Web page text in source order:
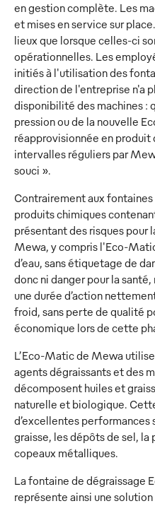
en gestion complète. Les
et mises en service sur
lieux que lorsque celles-ci
opérationnelles. Les
initiés à l'utilisation des
direction de l'entreprise n'a
disponibilité des machines :
pression ou de la nouvelle
réapprovisionnée en
intervalles réguliers par
souci ».
Contrairement aux
produits chimiques
présentant des risques pour
Mewa, y compris l'Eco-
d’eau, sans étiquetage de
donc ni danger pour la
une durée d’action
froid, sans perte de qualité
économique lors de cette
L’Eco-Matic de Mewa
agents dégraissants et des
décomposent huiles et
naturelle et biologique.
d’excellentes performances
graisse, les dépôts de sel, la
copeaux métalliques.
La fontaine de dégraissage
représente ainsi une